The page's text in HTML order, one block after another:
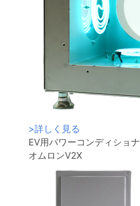
>詳しく見る
EV用パワーコンディショナ
オムロンV2X